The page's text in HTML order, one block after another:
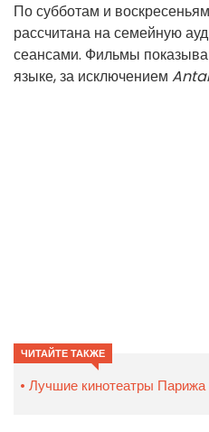
По субботам и
рассчитана на семейную
сеансами. Фильмы
языке, за исключением
ЧИТАЙТЕ ТАКЖЕ
Лучшие кинотеатры Парижа